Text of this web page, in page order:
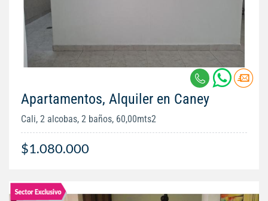
Apartamentos, Alquiler en Caney
Cali, 2 alcobas, 2 baños, 60,00mts2
$1.080.000